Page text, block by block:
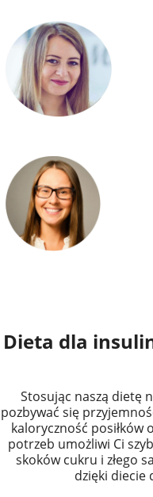
Dieta dla
Stosując naszą dietę
pozbywać się
kaloryczność posiłków
potrzeb umożliwi Ci
skoków cukru i złego
dzięki diecie